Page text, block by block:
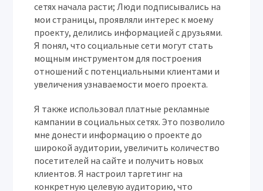
сетях начала расти; Люди подписывались на
мои страницы, проявляли интерес к моему
проекту, делились информацией с друзьями.
Я понял, что социальные сети могут стать
мощным инструментом для построения
отношений с потенциальными клиентами и
увеличения узнаваемости моего проекта.
Я также использовал платные рекламные
кампании в социальных сетях. Это позволило
мне донести информацию о проекте до
широкой аудитории, увеличить количество
посетителей на сайте и получить новых
клиентов. Я настроил таргетинг на
конкретную целевую аудиторию, что